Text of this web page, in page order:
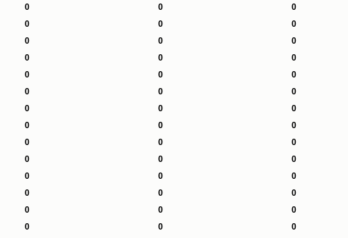
0 0 0
0 0 0
0 0 0
0 0 0
0 0 0
0 0 0
0 0 0
0 0 0
0 0 0
0 0 0
0 0 0
0 0 0
0 0 0
0 0 0